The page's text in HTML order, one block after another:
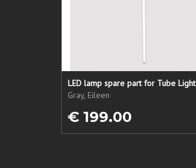
LED lamp spare part for Tube Light
Gray, Eileen
€ 199.00